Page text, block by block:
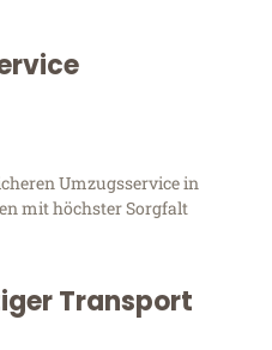
Umzugsservice in
mit höchster Sorgfalt
Transport